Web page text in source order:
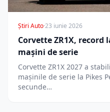
Știri Auto·23 iunie 2026
Corvette ZR1X, record
mașini de serie
Corvette ZR1X 2027 a
mașinile de serie la Pikes
secunde…